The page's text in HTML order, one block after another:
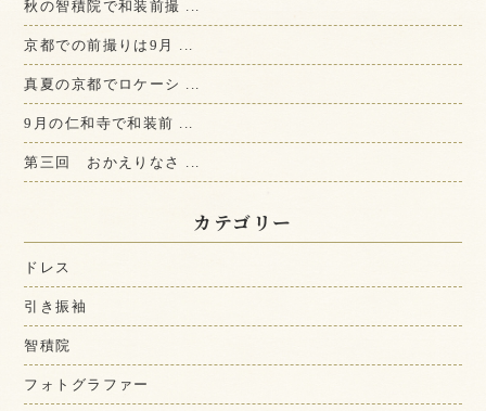
秋の智積院で和装前撮 ...
京都での前撮りは9月 ...
真夏の京都でロケーシ ...
9月の仁和寺で和装前 ...
第三回 おかえりなさ ...
カテゴリー
ドレス
引き振袖
智積院
フォトグラファー